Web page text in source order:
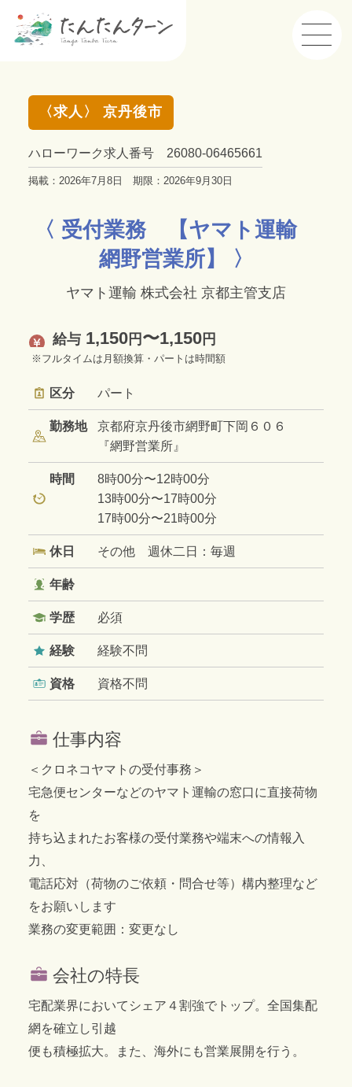
〈求人〉 京丹後市
ハローワーク求人番号 26080-06465661
掲載：2026年7月8日 期限：2026年9月30日
〈 受付業務 【ヤマト運輸
網野営業所】 〉
ヤマト運輸 株式会社 京都主管支店
給与 1,150 円 〜1,150 円
※フルタイムは月額換算・パートは時間額
区分 パート
勤務地
京都府京丹後市網野町下岡６０６
『網野営業所』
時間
8時00分〜12時00分
13時00分〜17時00分
17時00分〜21時00分
休日 その他 週休二日：毎週
年齢
学歴 必須
経験 経験不問
資格 資格不問
仕事内容
＜クロネコヤマトの受付事務＞
宅急便センターなどのヤマト運輸の窓口に直接荷物
を
持ち込まれたお客様の受付業務や端末への情報入
力、
電話応対（荷物のご依頼・問合せ等）構内整理など
をお願いします
業務の変更範囲：変更なし
会社の特長
宅配業界においてシェア４割強でトップ。全国集配
網を確立し引越
便も積極拡大。また、海外にも営業展開を行う。